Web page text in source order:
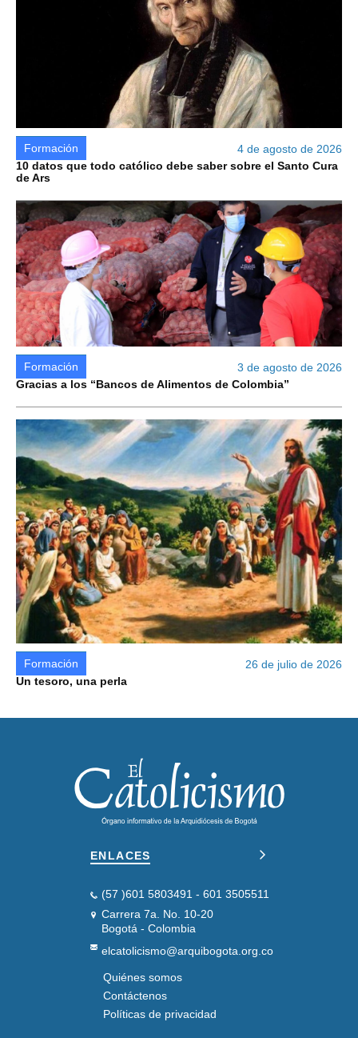
Formación
4 de agosto de 2026
10 datos que todo católico debe saber sobre el Santo Cura
de Ars
Formación
3 de agosto de 2026
Gracias a los “Bancos de Alimentos de Colombia”
Formación
26 de julio de 2026
Un tesoro, una perla
ENLACES
(57 )601 5803491 - 601 3505511
Carrera 7a. No. 10-20
Bogotá - Colombia
elcatolicismo@arquibogota.org.co
PIE
DE
PÁGINA
SEGUNDO
Quiénes somos
Contáctenos
Políticas de privacidad